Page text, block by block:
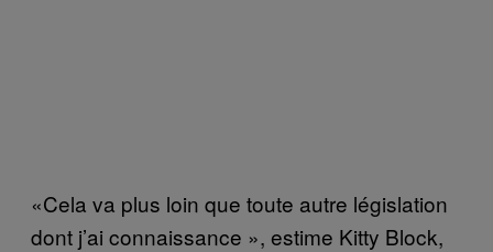
«Cela va plus loin que toute autre législation
dont j’ai connaissance », estime Kitty Block,